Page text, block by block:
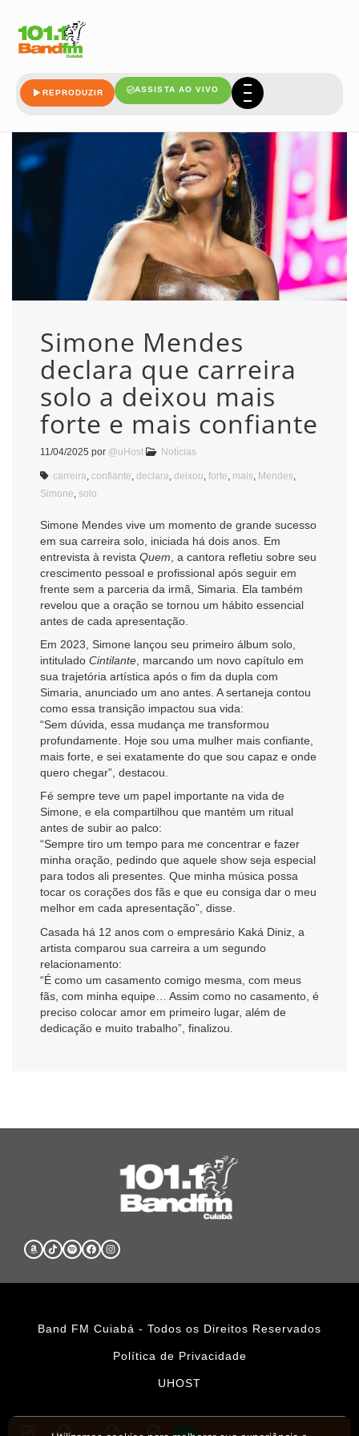
REPRODUZIR ASSISTA AO VIVO
Simone Mendes
declara que carreira
solo a deixou mais
forte e mais confiante
11/04/2025 por @uHost Notícias
carreira confiante declara deixou forte mais Mendes
Simone solo
Simone Mendes vive um momento de grande sucesso
em sua carreira solo, iniciada há dois anos. Em
entrevista à revista Quem , a cantora refletiu sobre seu
crescimento pessoal e profissional após seguir em
frente sem a parceria da irmã, Simaria. Ela também
revelou que a oração se tornou um hábito essencial
antes de cada apresentação.
Em 2023, Simone lançou seu primeiro álbum solo,
intitulado Cintilante , marcando um novo capítulo em
sua trajetória artística após o fim da dupla com
Simaria, anunciado um ano antes. A sertaneja contou
como essa transição impactou sua vida:
“Sem dúvida, essa mudança me transformou
profundamente. Hoje sou uma mulher mais confiante,
mais forte, e sei exatamente do que sou capaz e onde
quero chegar”, destacou.
Fé sempre teve um papel importante na vida de
Simone, e ela compartilhou que mantém um ritual
antes de subir ao palco:
“Sempre tiro um tempo para me concentrar e fazer
minha oração, pedindo que aquele show seja especial
para todos ali presentes. Que minha música possa
tocar os corações dos fãs e que eu consiga dar o meu
melhor em cada apresentação”, disse.
Casada há 12 anos com o empresário Kaká Diniz, a
artista comparou sua carreira a um segundo
relacionamento:
“É como um casamento comigo mesma, com meus
fãs, com minha equipe… Assim como no casamento, é
preciso colocar amor em primeiro lugar, além de
dedicação e muito trabalho”, finalizou.
Band FM Cuiabá - Todos os Direitos Reservados
Política de Privacidade
UHOST